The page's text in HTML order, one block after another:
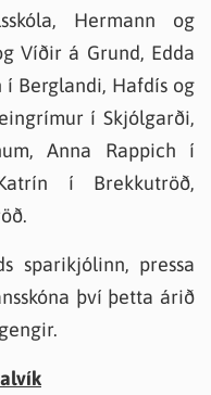
Hermann og
Víðir á Grund, Edda
í Berglandi, Hafdís og
í Skjólgarði,
Anna Rappich í
í Brekkutröð,
sparikjólinn, pressa
því þetta árið